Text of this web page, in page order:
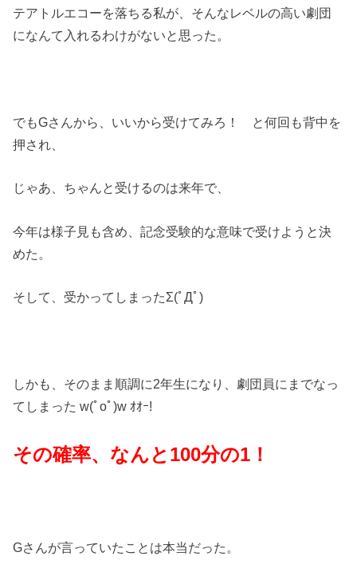
テアトルエコーを落ちる私が、そんなレベルの高い劇団
になんて入れるわけがないと思った。
でもGさんから、いいから受けてみろ！ と何回も背中を
押され、
じゃあ、ちゃんと受けるのは来年で、
今年は様子見も含め、記念受験的な意味で受けようと決
めた。
そして、受かってしまったΣ(ﾟДﾟ)
しかも、そのまま順調に2年生になり、劇団員にまでなっ
てしまった w(ﾟoﾟ)w ｵｵｰ!
その確率、なんと100分の1！
Gさんが言っていたことは本当だった。